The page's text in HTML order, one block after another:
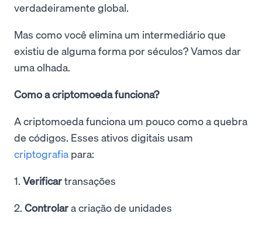
verdadeiramente global.
Mas como você elimina um intermediário que
existiu de alguma forma por séculos? Vamos dar
uma olhada.
Como a criptomoeda funciona?
A criptomoeda funciona um pouco como a quebra
de códigos. Esses ativos digitais usam
criptografia para:
1. Verificartransações
2. Controlara criação de unidades